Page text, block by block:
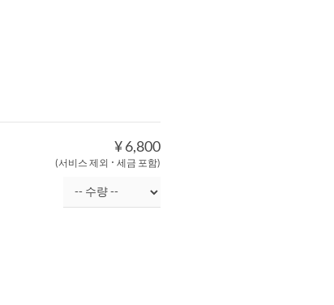
¥ 6,800
(서비스 제외 ･ 세금 포함)